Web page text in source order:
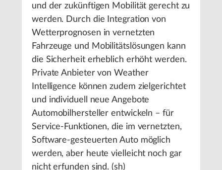
und der zukünftigen Mobilität gerecht zu
werden. Durch die Integration von
Wetterprognosen in vernetzten
Fahrzeuge und Mobilitätslösungen kann
die Sicherheit erheblich erhöht werden.
Private Anbieter von Weather
Intelligence können zudem zielgerichtet
und individuell neue Angebote
Automobilhersteller entwickeln – für
Service-Funktionen, die im vernetzten,
Software-gesteuerten Auto möglich
werden, aber heute vielleicht noch gar
nicht erfunden sind. (sh)